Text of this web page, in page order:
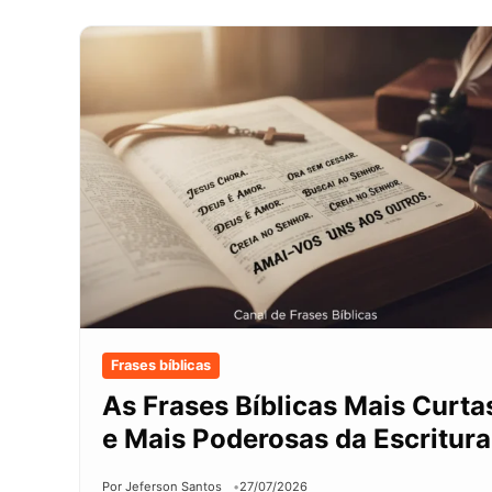
Frases bíblicas
As Frases Bíblicas Mais
e Mais Poderosas da Escritura
Por Jeferson Santos 27/07/2026